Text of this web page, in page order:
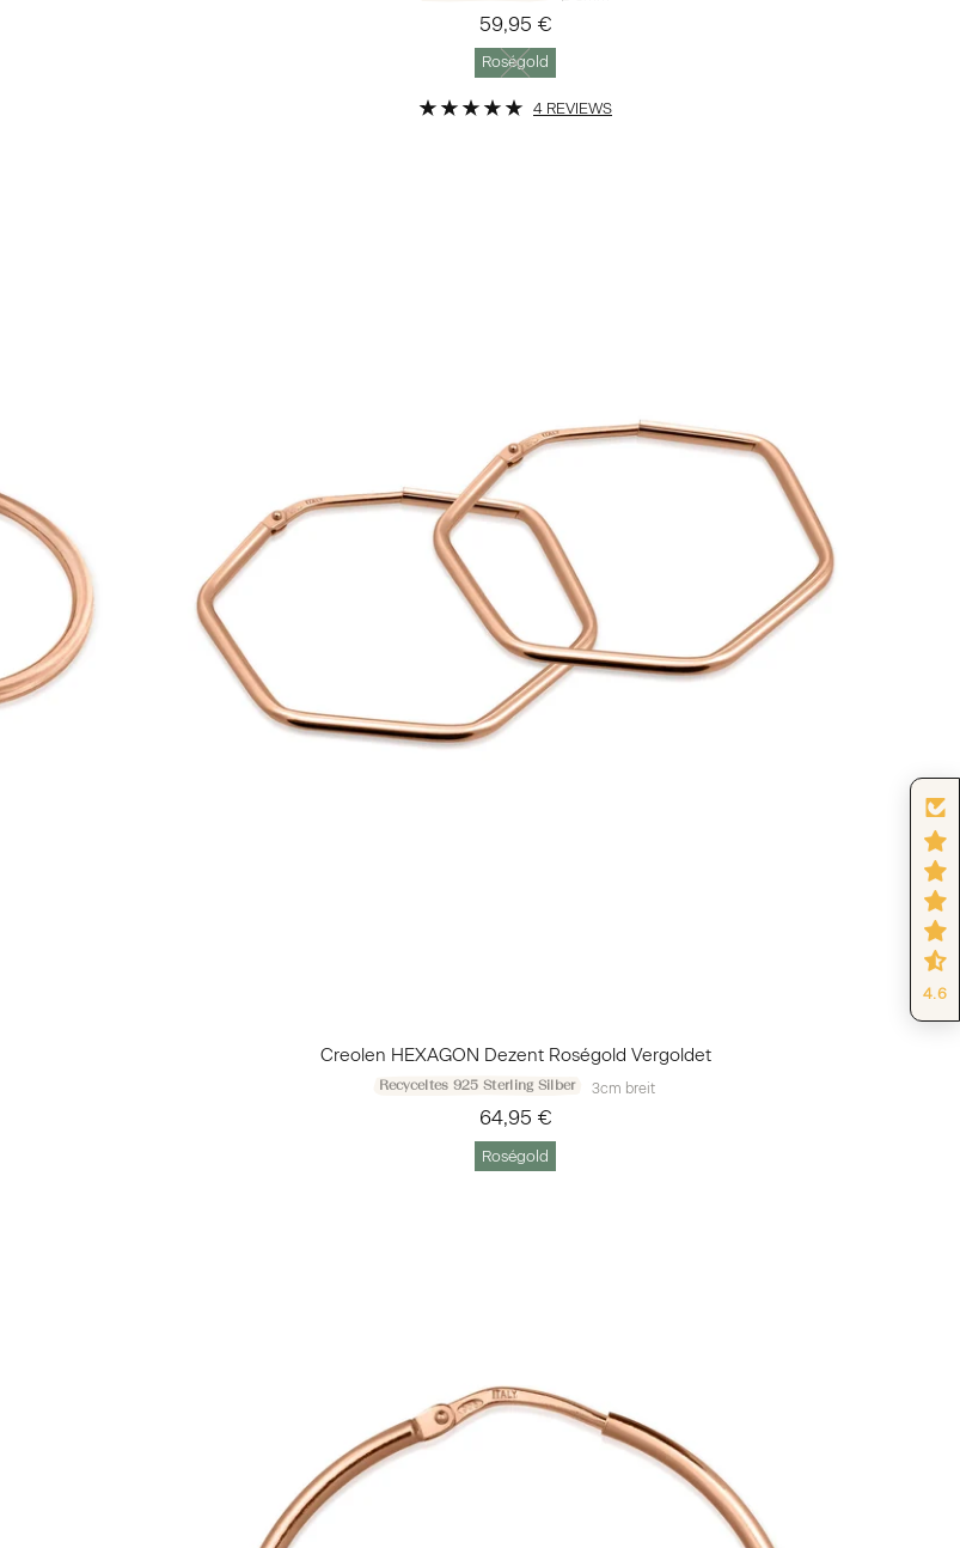
59,95 €
Roségold
4 REVIEWS
Creolen HEXAGON Dezent Roségold Vergoldet
Recyceltes 925 Sterling Silber 3cm breit
64,95 €
Roségold
4.6